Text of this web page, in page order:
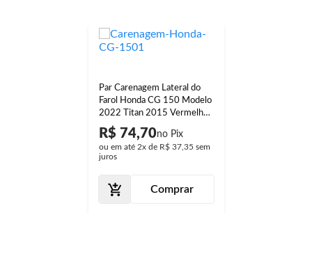
Par Carenagem Lateral do
Farol Honda CG 150 Modelo
2022 Titan 2015 Vermelho
Maceió Liso
R$ 74,70
ou em até 2xde R$ 37,35 sem
juros
Comprar